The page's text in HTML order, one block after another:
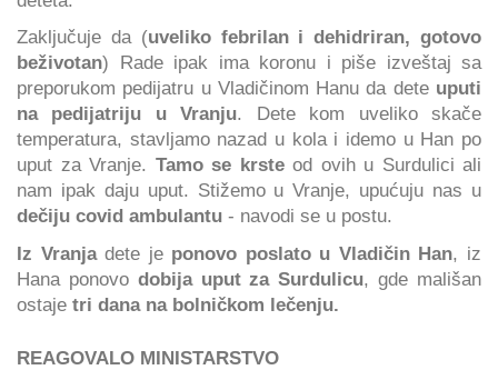
Zaključuje da (uveliko febrilan i dehidriran, gotovo
beživotan) Rade ipak ima koronu i piše izveštaj sa
preporukom pedijatru u Vladičinom Hanu da dete uputi
na pedijatriju u Vranju. Dete kom uveliko skače
temperatura, stavljamo nazad u kola i idemo u Han po
uput za Vranje. Tamo se krste od ovih u Surdulici ali
nam ipak daju uput. Stižemo u Vranje, upućuju nas u
dečiju covid ambulantu - navodi se u postu.
Iz Vranjadete je ponovo poslato u Vladičin Han, iz
Hana ponovo dobija uput za Surdulicu, gde mališan
ostaje tri dana na bolničkom lečenju.
REAGOVALO MINISTARSTVO